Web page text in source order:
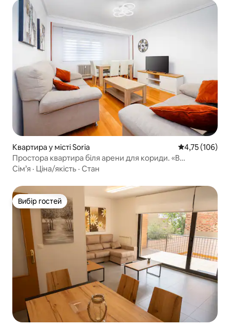
Квартира у місті Soria Середня
4,75 (106)
Простора квартира біля арени для кориди. «В
Палафокс 5»
Сім’я · Ціна/якість · Стан
Вибір гостей
Вибір гостей